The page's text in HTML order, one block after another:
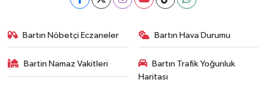
Bartın Nöbetçi Eczaneler Bartın Hava Durumu
Bartin Namaz Vakitleri
Bartın Trafik Yoğunluk
Haritası